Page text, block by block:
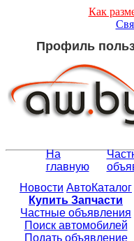
Как
Профиль
На
главную
Новости АвтоКаталог
Купить Запчасти
Частные объявления
Поиск автомобилей
Подать объявление